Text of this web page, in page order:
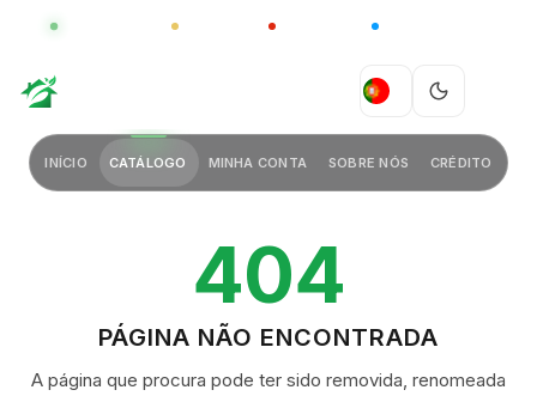
GLOBAL CHINA
PT
INÍCIO CATÁLOGO MINHA CONTA SOBRE NÓS CRÉDITO
404
PÁGINA NÃO ENCONTRADA
A página que procura pode ter sido removida, renomeada